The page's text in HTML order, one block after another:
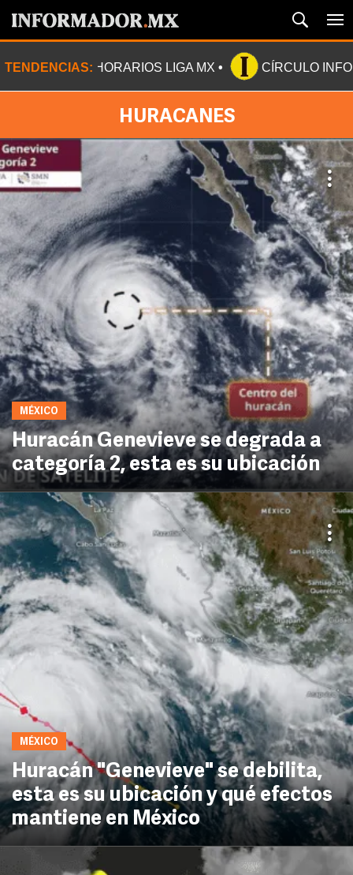
TENDENCIAS: HORARIOS LIGA MX CÍRCULO
HURACANES
MÉXICO
Huracán Genevieve se degrada a
categoría 2, esta es su ubicación
MÉXICO
Huracán "Genevieve" se debilita,
esta es su ubicación y qué efectos
mantiene en México